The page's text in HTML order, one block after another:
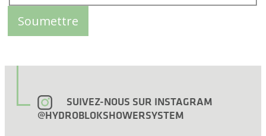
SUIVEZ-NOUS SUR INSTAGRAM
@HYDROBLOKSHOWERSYSTEM